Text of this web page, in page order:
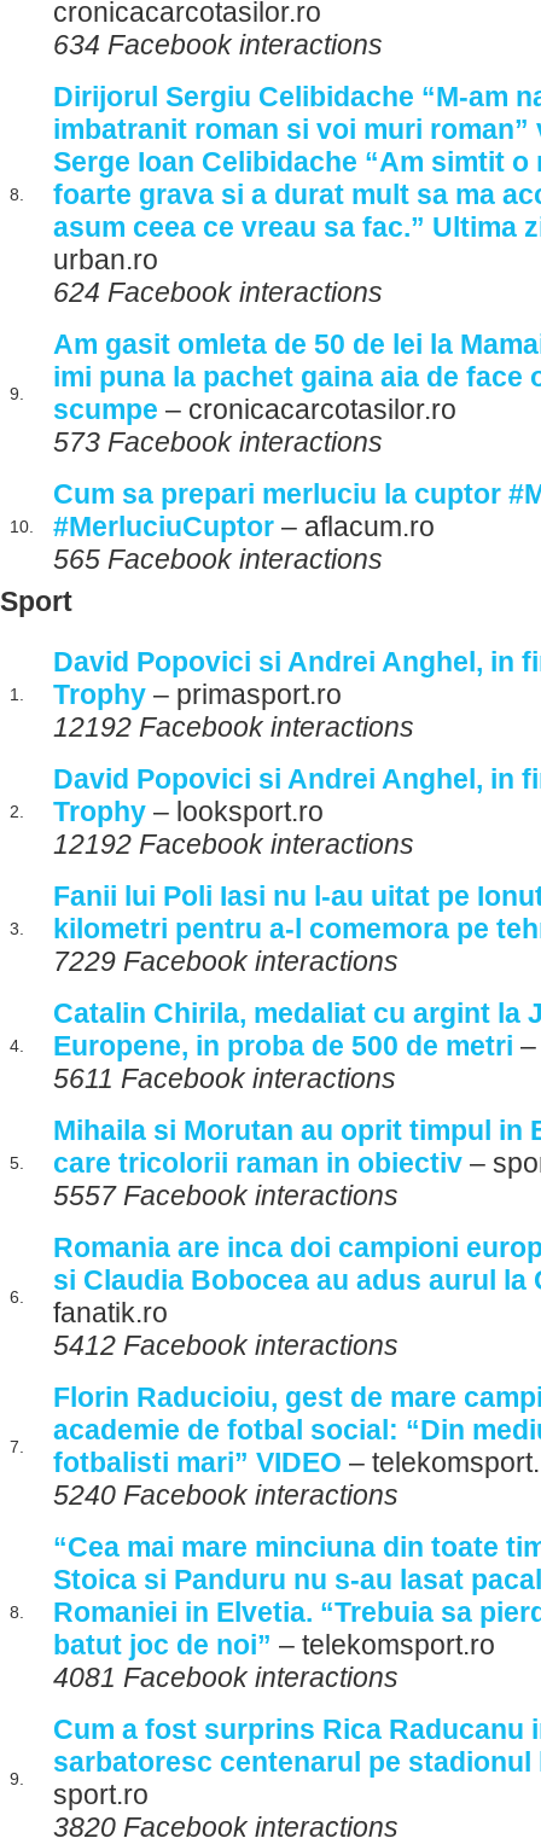
cronicacarcotasilor.ro
634 Facebook interactions
8.
Dirijorul Sergiu Celibidache “M-am
imbatranit roman si voi muri roman”
Serge Ioan Celibidache “Am simtit
foarte grava si a durat mult sa ma
asum ceea ce vreau sa fac.” Ultima
urban.ro
624 Facebook interactions
9.
Am gasit omleta de 50 de lei la
imi puna la pachet gaina aia de face
scumpe – cronicacarcotasilor.ro
573 Facebook interactions
10.
Cum sa prepari merluciu la cuptor
#MerluciuCuptor – aflacum.ro
565 Facebook interactions
Sport
1.
David Popovici si Andrei Anghel, in
Trophy – primasport.ro
12192 Facebook interactions
2.
David Popovici si Andrei Anghel, in
Trophy – looksport.ro
12192 Facebook interactions
3.
Fanii lui Poli Iasi nu l-au uitat pe
kilometri pentru a-l comemora pe
7229 Facebook interactions
4.
Catalin Chirila, medaliat cu argint la
Europene, in proba de 500 de metri
5611 Facebook interactions
5.
Mihaila si Morutan au oprit timpul in
care tricolorii raman in obiectiv –
5557 Facebook interactions
6.
Romania are inca doi campioni
si Claudia Bobocea au adus aurul la
fanatik.ro
5412 Facebook interactions
7.
Florin Raducioiu, gest de mare
academie de fotbal social: “Din
fotbalisti mari” VIDEO –
5240 Facebook interactions
8.
“Cea mai mare minciuna din toate
Stoica si Panduru nu s-au lasat
Romaniei in Elvetia. “Trebuia sa
batut joc de noi” – telekomsport.ro
4081 Facebook interactions
9.
Cum a fost surprins Rica Raducanu
sarbatoresc centenarul pe stadionul
sport.ro
3820 Facebook interactions